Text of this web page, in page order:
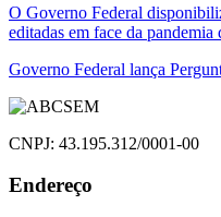
Navegação
de
Post
O Governo Federal
editadas em face da
Governo Federal lança
CNPJ: 43.195.312/0001-00
Endereço